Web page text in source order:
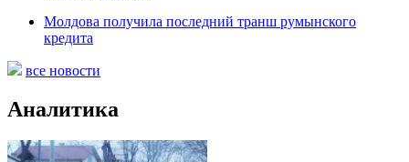
Молдова получила последний транш румынского
кредита
все новости
Аналитика